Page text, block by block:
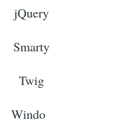
jQuery
Smarty
Twig
Windo